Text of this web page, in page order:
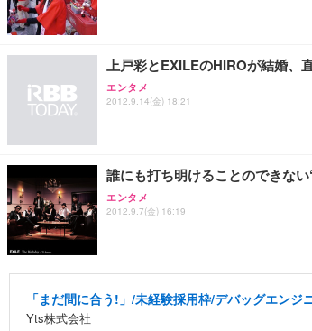
上戸彩とEXILEのHIROが結婚、
エンタメ
2012.9.14(金) 18:21
誰にも打ち明けることのできな
エンタメ
2012.9.7(金) 16:19
「まだ間に合う!」/未経験採用枠/デバッグエンジ
Yts株式会社